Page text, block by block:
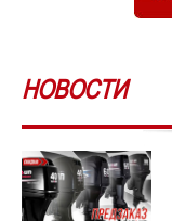
НОВОСТИ